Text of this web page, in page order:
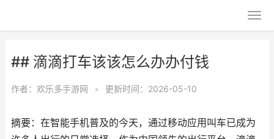
## 滴滴打车该该怎么办办付钱
作者： 欢乐多手游网 • 更新时间：2026-05-10
摘要：在智能手机普及的今天，通过移动应用叫车已成为